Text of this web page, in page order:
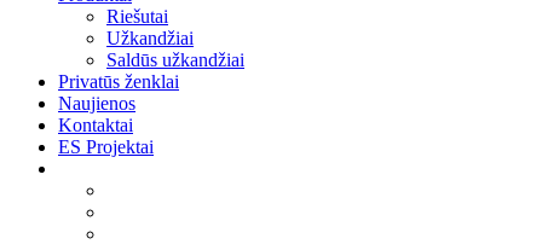
Riešutai
Užkandžiai
Saldūs užkandžiai
Privatūs ženklai
Naujienos
Kontaktai
ES Projektai